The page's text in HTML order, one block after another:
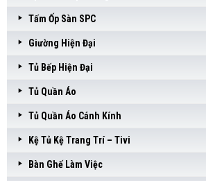
Tấm Ốp Sàn SPC
Giường Hiện Đại
Tủ Bếp Hiện Đại
Tủ Quần Áo
Tủ Quần Áo Cánh Kính
Kệ Tủ Kệ Trang Trí – Tivi
Bàn Ghế Làm Việc